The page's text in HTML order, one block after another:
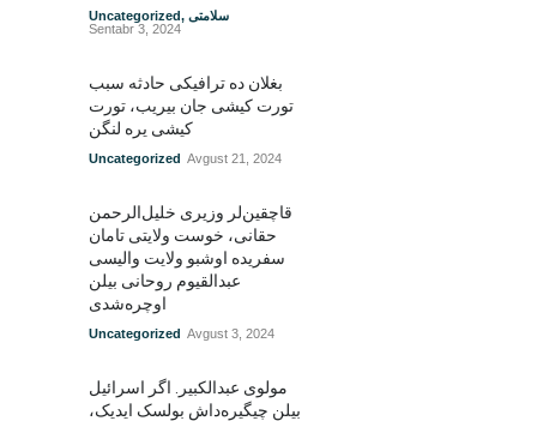
Uncategorized, سلامتی
Sentabr 3, 2024
بغلان ده ترافیکی حادثه سبب
تورت کیشی جان بیریب، تورت
کیشی یره لنگن
Uncategorized Avgust 21, 2024
قاچقین‌لر وزیری خلیل‌الرحمن
حقانی، خوست ولایتی تامان
سفریده اوشبو ولایت والیسی
عبدالقیوم روحانی بیلن
اوچره‌شدی
Uncategorized Avgust 3, 2024
مولوی عبدالکبیر. اگر اسرائیل
بیلن چیگیره‌داش بولسک ایدیک‌‌،